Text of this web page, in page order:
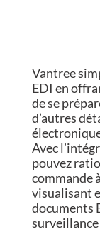
Vantree
EDI en
de se
d’autres
Avec
pouvez
commande
visualisant
documents
surveillance